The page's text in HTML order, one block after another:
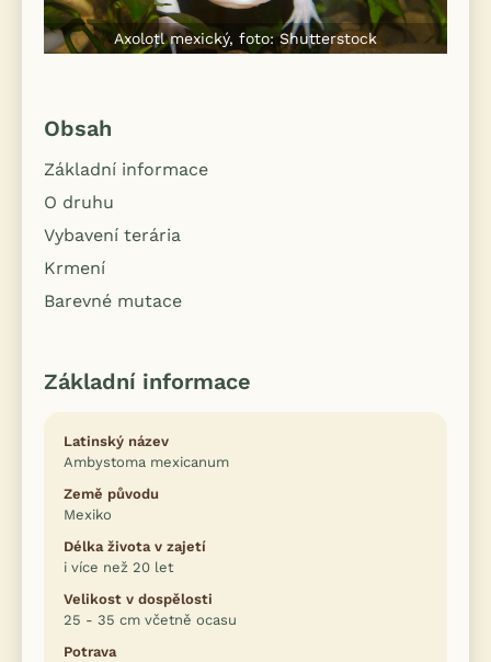
Axolotl mexický, foto: Shutterstock
Obsah
Základní informace
O druhu
Vybavení terária
Krmení
Barevné mutace
Základní informace
Latinský název
Ambystoma mexicanum
Země původu
Mexiko
Délka života v zajetí
i více než 20 let
Velikost v dospělosti
25 - 35 cm včetně ocasu
Potrava